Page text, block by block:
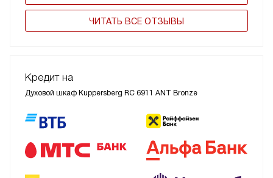
ЧИТАТЬ ВСЕ ОТЗЫВЫ
Кредит на
Духовой шкаф Kuppersberg RC 6911 ANT Bronze